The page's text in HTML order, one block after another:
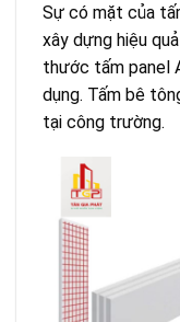
Sự có mặt của
xây dựng hiệu
thước tấm panel
dụng. Tấm bê
tại công trường.